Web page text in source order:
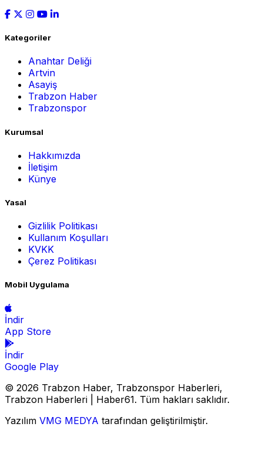
Kategoriler
Anahtar Deliği
Artvin
Asayiş
Trabzon Haber
Trabzonspor
Kurumsal
Hakkımızda
İletişim
Künye
Yasal
Gizlilik Politikası
Kullanım Koşulları
KVKK
Çerez Politikası
Mobil Uygulama
İndir
App Store
İndir
Google Play
© 2026 Trabzon Haber, Trabzonspor Haberleri,
Trabzon Haberleri | Haber61. Tüm hakları saklıdır.
Yazılım VMG MEDYA tarafından geliştirilmiştir.